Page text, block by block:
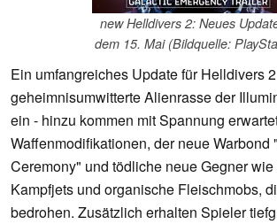
new Helldivers 2: Neues
dem 15. Mai (Bildquelle:
Ein umfangreiches Update für Helldivers
geheimnisumwitterte Alienrasse der
ein - hinzu kommen mit Spannung
Waffenmodifikationen, der neue Warbond
Ceremony" und tödliche neue Gegner
Kampfjets und organische Fleischmobs,
bedrohen. Zusätzlich erhalten Spieler